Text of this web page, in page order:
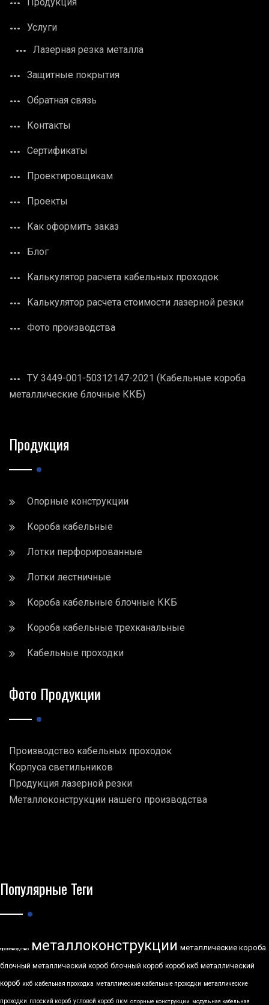
Продукция
Услуги
Лазерная резка металла
Защитные покрытия
Обратная связь
Контакты
Сертификаты
Проектировщикам
Проекты
Как оформить заказ
Блог
Калькулятор расчета кабельных проходок
Калькулятор расчета стоимости лазерной резки
Фото производства
ТУ 3449-001-50312147-2021 (Кабельные короба
металлические блочные ККБ)
Продукция
Опорные конструкции
Короба кабельные
Лотки перфорированные
Лотки лестничные
Короба кабельные блочные ККБ
Короба кабельные трехканальные
Кабельные проходки
Фото Продукции
Производство кабельных проходок
Корпуса светильников
Продукция лазерной резки
Металлоконструкции нашего производства
Популярные Теги
производство металлоконструкции металлические короба
блочный металлический короб блочный короб короб ккб металлический
короб ккб кабельная проходка металлические кабельные проходки металлические
проходки плоский короб угловой короб пкм опорные конструкции модульная кабельная